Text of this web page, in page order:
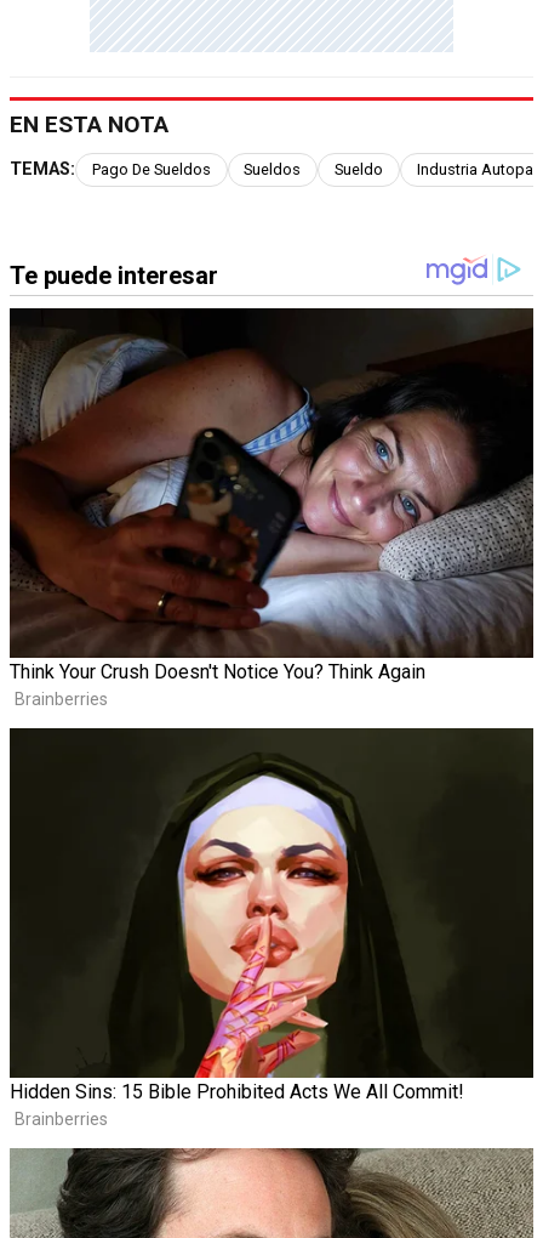
EN ESTA NOTA
TEMAS: Pago De Sueldos Sueldos Sueldo Industria